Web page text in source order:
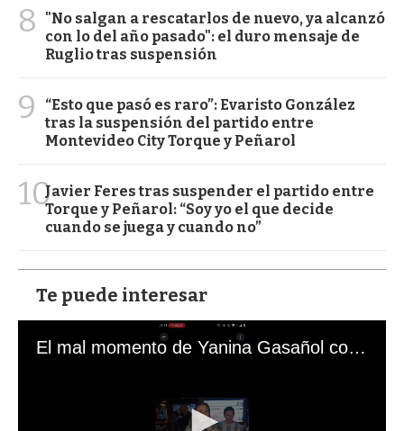
8
"No salgan a rescatarlos de nuevo, ya alcanzó
con lo del año pasado": el duro mensaje de
Ruglio tras suspensión
9
“Esto que pasó es raro”: Evaristo González
tras la suspensión del partido entre
Montevideo City Torque y Peñarol
10Javier Feres tras suspender el partido entre
Torque y Peñarol: “Soy yo el que decide
cuando se juega y cuando no”
Te puede interesar
El mal momento de Yanina Gasañol con un hincha argentino en "Subrayado"